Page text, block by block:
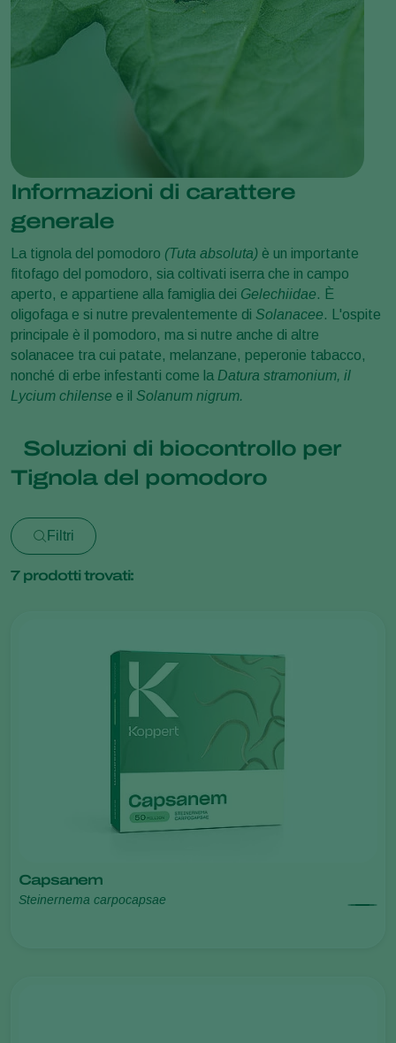
Informazioni di carattere
generale
La tignola del pomodoro (Tuta absoluta) è un importante
fitofago del pomodoro, sia coltivati iserra che in campo
aperto, e appartiene alla famiglia dei Gelechiidae. È
oligofaga e si nutre prevalentemente di Solanacee. L'ospite
principale è il pomodoro, ma si nutre anche di altre
solanacee tra cui patate, melanzane, peperonie tabacco,
nonché di erbe infestanti come la Datura stramonium, il
Lycium chilense e il Solanum nigrum.
Soluzioni di biocontrollo per
Tignola del pomodoro
Filtri
7prodotti trovati:
Capsanem
Steinernema carpocapsae